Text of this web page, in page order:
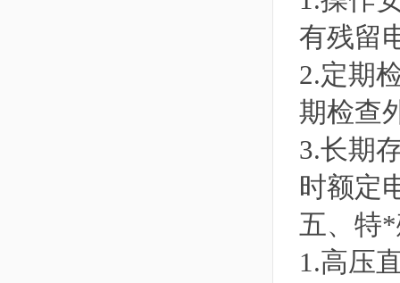
有残留
2.定期
期检查
3.长期
时额定
五、特
1.高压